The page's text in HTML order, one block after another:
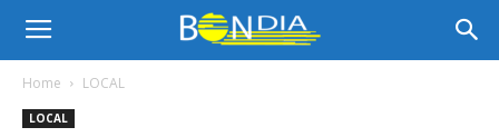
Bon
Dia
Home LOCAL
LOCAL